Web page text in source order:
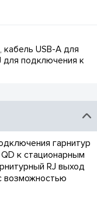
кабель USB-A для
для подключения к
гарнитур
к стационарным
RJ выход
возможностью